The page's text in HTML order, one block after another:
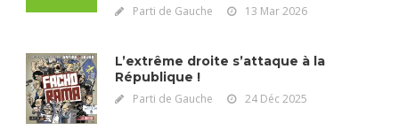
Parti de Gauche 13 Mar 2026
L’extrême droite s’attaque à la
République !
Parti de Gauche 24 Déc 2025